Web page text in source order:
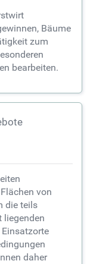
Bäume
zum
bearbeiten.
von
die teils
liegenden
daher